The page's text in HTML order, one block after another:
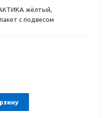
жёлтый,
с подвесом